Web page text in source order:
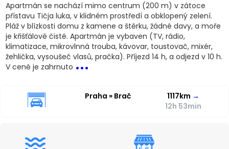
Apartmán se nachází mimo centrum (200 m) v zátoce
přístavu Tičja luka, v klidném prostředí a obklopený zelení.
Pláž v blízkosti domu z kamene a štěrku, žádné davy, a moře
je křišťálově čisté. Apartmán je vybaven (TV, rádio,
klimatizace, mikrovlnná trouba, kávovar, toustovač, mixér,
žehlička, vysoušeč vlasů, pračka). Příjezd 14 h, a odjezd v 10 h.
V ceně je zahrnuto ...
Praha » Brač 1117km →
12h 53min